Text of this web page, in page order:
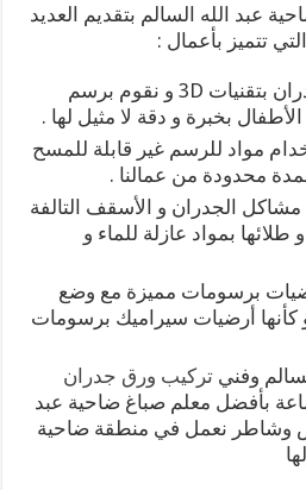
عبد الله السالم بتقديم العديد
تتميز بأعمال :
نعمل بالرسم على الجدران بتقنيات 3D و نقوم برسم
بخبرة و دقة لا مثيل لها .
مواد للرسم غير قابلة للمسح
محدودة من عمالنا .
الجدران و الأسقف التالفة
بمواد عازلة للماء و
برسومات مميزة مع وضع
كأنها أرضيات سيراميك برسومات
وفنيتركيب ورق جدران
بأفضل معلم صباغ ضاحية عبد
وشاطر نعمل في منطقة ضاحية